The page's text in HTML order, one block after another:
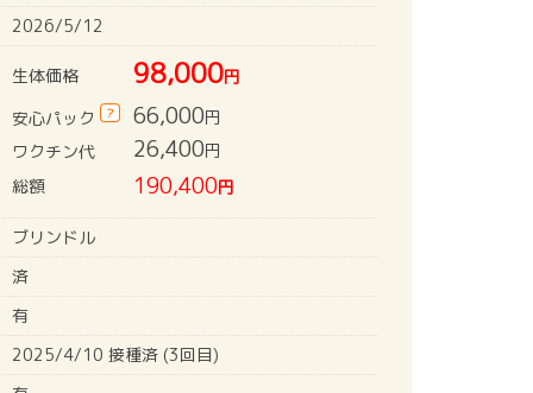
2026/5/12
生体価格 98,000円
安心パック
? 66,000円
ワクチン代
26,400円
総額
190,400円
ブリンドル
済
有
2025/4/10 接種済 (3回目)